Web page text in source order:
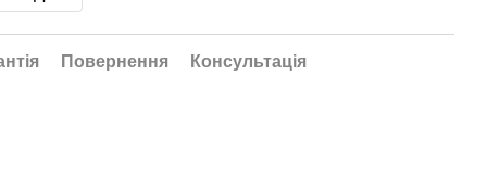
Повернення Консультація